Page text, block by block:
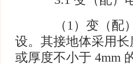
（1）变（配）
设。其接地体采用长
或厚度不小于 4mm